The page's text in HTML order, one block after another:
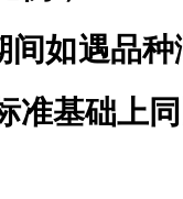
间如遇品
准基础上同